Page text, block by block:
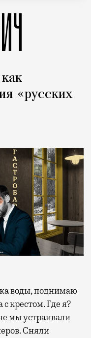
«русских
крестом. Где я?
мы устраивали
Сняли